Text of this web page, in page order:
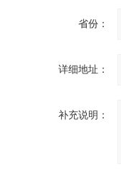
省份：
详细地址：
补充说明：